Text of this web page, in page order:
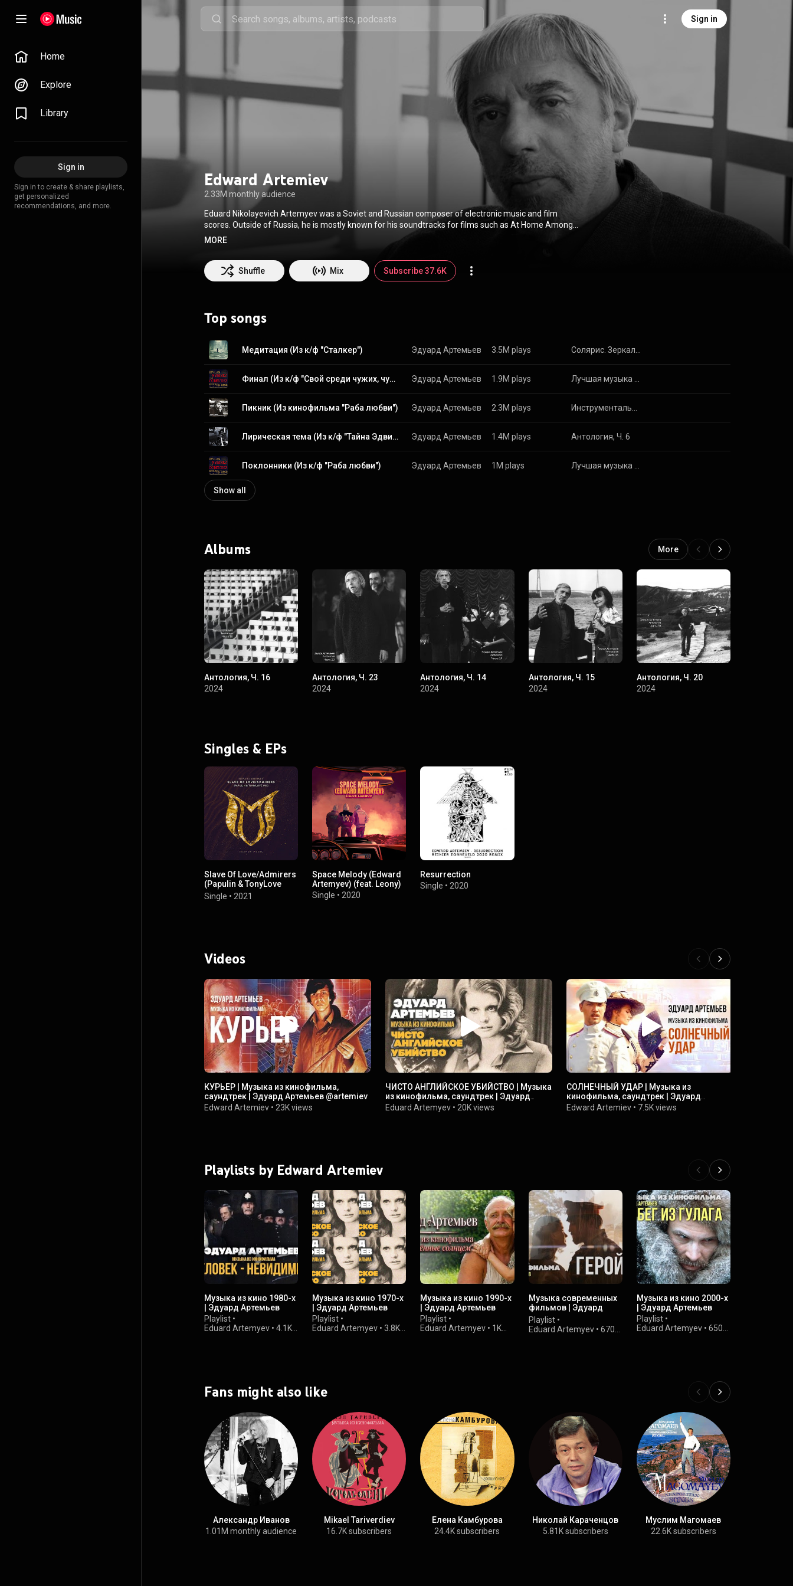
Sign in
Home
Explore
Library
Sign in
Sign in to create & share playlists,
get personalized
recommendations, and more.
Edward Artemiev
2.33M monthly audience
Eduard Nikolayevich Artemyev was a Soviet and Russian composer of electronic music and film
scores. Outside of Russia, he is mostly known for his soundtracks for films such as At Home Among
Strangers, Solaris, Siberiade, Mirror, Stalker, and Burnt by the Sun. He was awarded the title People's
https://en.wikipedia.org/wiki/Eduard_...
Commons Attribution CC-BY-SA 3.0 (http://creativecommons.org/licenses/b...
MORE
Shuffle Mix Subscribe 37.6K
Top songs
Медитация (Из к/ф "Сталкер") Эдуард Артемьев 3.5M plays
Финал (Из к/ф "Свой среди чужих, чужой среди своих") Эдуард Артемьев 1.9M plays
Пикник (Из кинофильма "Раба любви") Эдуард Артемьев 2.3M plays
Лирическая тема (Из к/ф "Тайна Эдвина Друда") Эдуард Артемьев 1.4M plays Антология, Ч. 6
Поклонники (Из к/ф "Раба любви") Эдуард Артемьев 1M plays
Show all
Albums More
Антология, Ч. 16
2024
Антология, Ч. 23
2024
Антология, Ч. 14
2024
Антология, Ч. 15
2024
Антология, Ч. 20
2024
Singles & EPs
Slave Of Love/Admirers
(Papulin & TonyLove
Mix)
Single • 2021
Space Melody (Edward
Artemyev) (feat. Leony)
Single •2020
Resurrection
Single •2020
Videos
КУРЬЕР | Музыка из кинофильма,
саундтрек | Эдуард Артемьев @artemiev
Edward Artemiev • 23K views
ЧИСТО АНГЛИЙСКОЕ УБИЙСТВО | Музыка
из кинофильма, саундтрек | Эдуард
Артемьев @artemiev
Eduard Artemyev • 20K views
СОЛНЕЧНЫЙ УДАР | Музыка из
кинофильма, саундтрек | Эдуард
Артемьев @artemiev
Edward Artemiev • 7.5K views
Playlists by Edward Artemiev
Музыка из кино 1980-х
| Эдуард Артемьев
Playlist •
Eduard Artemyev • 4.1K
Музыка из кино 1970-х
| Эдуард Артемьев
Playlist •
Eduard Artemyev •3.8K
Музыка из кино 1990-х
| Эдуард Артемьев
Playlist •
Eduard Artemyev • 1K
Музыка современных
фильмов | Эдуард
Артемьев
Playlist•
Eduard Artemyev• 670
Музыка из кино 2000-х
| Эдуард Артемьев
Playlist•
Eduard Artemyev• 650
Fans might also like
Александр Иванов
1.01M monthly audience
Mikael Tariverdiev
16.7K subscribers
Елена Камбурова
24.4K subscribers
Николай Караченцов
5.81K subscribers
Муслим Магомаев
22.6K subscribers